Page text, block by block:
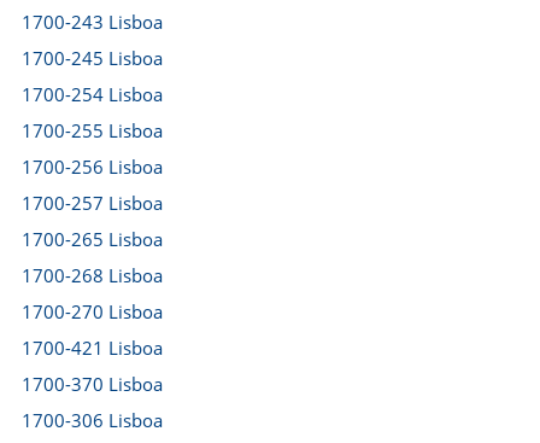
1700-243 Lisboa
1700-245 Lisboa
1700-254 Lisboa
1700-255 Lisboa
1700-256 Lisboa
1700-257 Lisboa
1700-265 Lisboa
1700-268 Lisboa
1700-270 Lisboa
1700-421 Lisboa
1700-370 Lisboa
1700-306 Lisboa